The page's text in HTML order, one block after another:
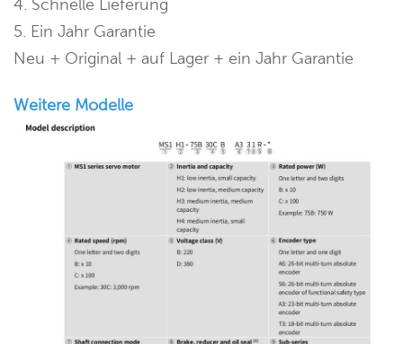
4. Schnelle Lieferung
5. Ein Jahr Garantie
Neu + Original + auf Lager + ein Jahr Garantie
Weitere Modelle